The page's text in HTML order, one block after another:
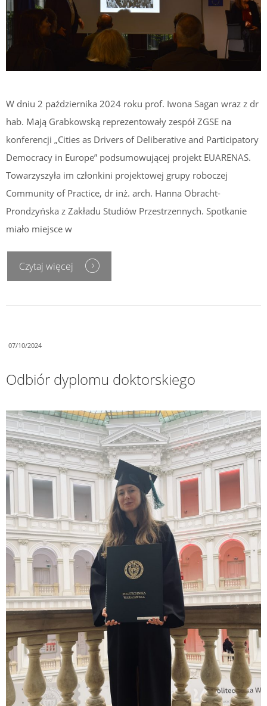
W dniu 2 października 2024 roku prof. Iwona Sagan wraz z dr
hab. Mają Grabkowską reprezentowały zespół ZGSE na
konferencji „Cities as Drivers of Deliberative and Participatory
Democracy in Europe” podsumowującej projekt EUARENAS.
Towarzyszyła im członkini projektowej grupy roboczej
Community of Practice, dr inż. arch. Hanna Obracht-
Prondzyńska z Zakładu Studiów Przestrzennych. Spotkanie
miało miejsce w
Czytaj więcej
07/10/2024
Odbiór dyplomu doktorskiego